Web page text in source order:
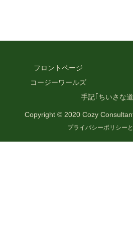
フロントページ
コージーワールズ
手記｢ちいさな
Copyright © 2020 Cozy
プライバシーポリシー